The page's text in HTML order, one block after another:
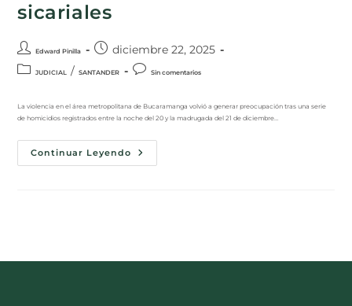
sicariales
Edward Pinilla diciembre 22, 2025
JUDICIAL / SANTANDER Sin comentarios
La violencia en el área metropolitana de Bucaramanga volvió a generar preocupación tras una serie
de homicidios registrados entre la noche del 20 y la madrugada del 21 de diciembre…
Continuar Leyendo